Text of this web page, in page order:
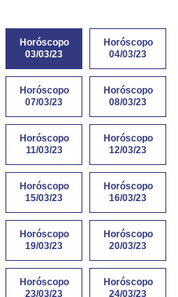
Horóscopo
03/03/23
Horóscopo
04/03/23
Horóscopo
07/03/23
Horóscopo
08/03/23
Horóscopo
11/03/23
Horóscopo
12/03/23
Horóscopo
15/03/23
Horóscopo
16/03/23
Horóscopo
19/03/23
Horóscopo
20/03/23
Horóscopo
23/03/23
Horóscopo
24/03/23